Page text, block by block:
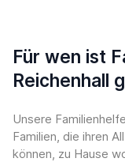
Für wen ist
Reichenhall
Unsere
Familien, die ihren
können, zu Hause